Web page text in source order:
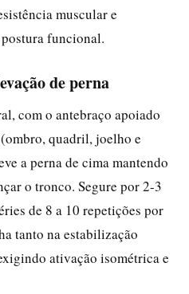
muscular e
funcional.
de perna
com o antebraço apoiado
quadril, joelho e
a perna de cima mantendo
o tronco. Segure por 2-3
de 8 a 10 repetições por
tanto na estabilização
ativação isométrica e